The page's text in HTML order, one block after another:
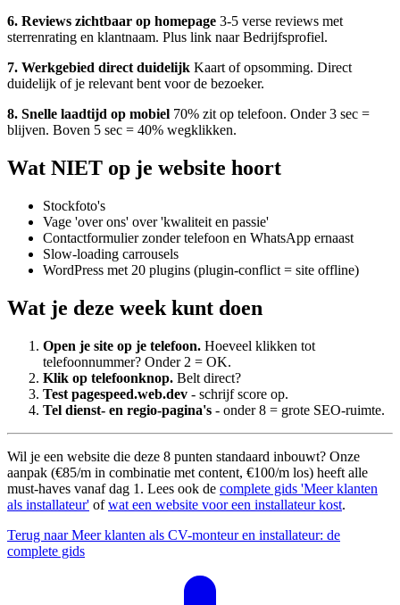
6. Reviews zichtbaar op homepage 3-5 verse reviews met
sterrenrating en klantnaam. Plus link naar Bedrijfsprofiel.
7. Werkgebied direct duidelijk Kaart of opsomming. Direct
duidelijk of je relevant bent voor de bezoeker.
8. Snelle laadtijd op mobiel 70% zit op telefoon. Onder 3 sec =
blijven. Boven 5 sec = 40% wegklikken.
Wat NIET op je website hoort
Stockfoto's
Vage 'over ons' over 'kwaliteit en passie'
Contactformulier zonder telefoon en WhatsApp ernaast
Slow-loading carrousels
WordPress met 20 plugins (plugin-conflict = site offline)
Wat je deze week kunt doen
Open je site op je telefoon. Hoeveel klikken tot
telefoonnummer? Onder 2 = OK.
Klik op telefoonknop. Belt direct?
Test pagespeed.web.dev - schrijf score op.
Tel dienst- en regio-pagina's - onder 8 = grote SEO-ruimte.
Wil je een website die deze 8 punten standaard inbouwt? Onze
aanpak (€85/m in combinatie met content, €100/m los) heeft alle
must-haves vanaf dag 1. Lees ook de complete gids 'Meer klanten
als installateur' ofwat een website voor een installateur kost.
Terug naar Meer klanten als CV-monteur en installateur: de
complete gids